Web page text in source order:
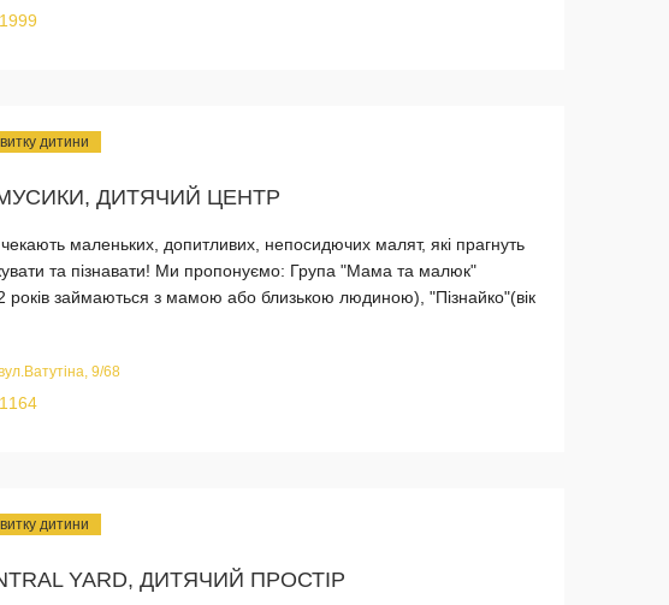
дитини
ДИТЯЧИЙ ЦЕНТР
маленьких, допитливих, непосидючих малят, які прагнуть
та пізнавати! Ми пропонуємо: Група "Мама та малюк"
займаються з мамою або близькою людиною), "Пізнайко"(вік
9/68
дитини
YARD, ДИТЯЧИЙ ПРОСТІР